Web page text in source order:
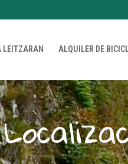
LEITZARAN ALQUILER DE